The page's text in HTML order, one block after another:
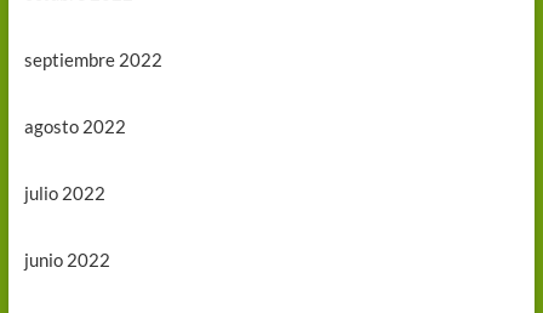
septiembre 2022
agosto 2022
julio 2022
junio 2022